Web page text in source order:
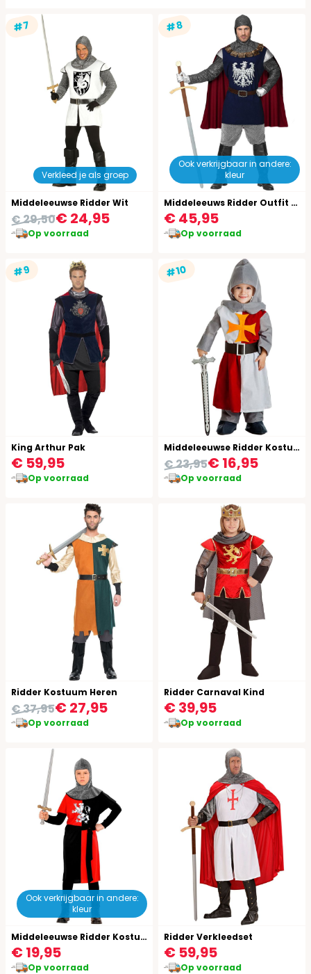
#7
Verkleed je als groep
Middeleeuwse Ridder Wit
€ 24,95
€ 29,50
Op voorraad
#8
Ook verkrijgbaar in andere:
kleur
Middeleeuws Ridder Outfit Mannen
€ 45,95
Op voorraad
#9
King Arthur Pak
€ 59,95
Op voorraad
#10
Middeleeuwse Ridder Kostuum Jongens
€ 16,95
€ 23,95
Op voorraad
Ridder Kostuum Heren
€ 27,95
€ 37,95
Op voorraad
Ridder Carnaval Kind
€ 39,95
Op voorraad
Ook verkrijgbaar in andere:
kleur
Middeleeuwse Ridder Kostuum Kind Rood
€ 19,95
Op voorraad
Ridder Verkleedset
€ 59,95
Op voorraad